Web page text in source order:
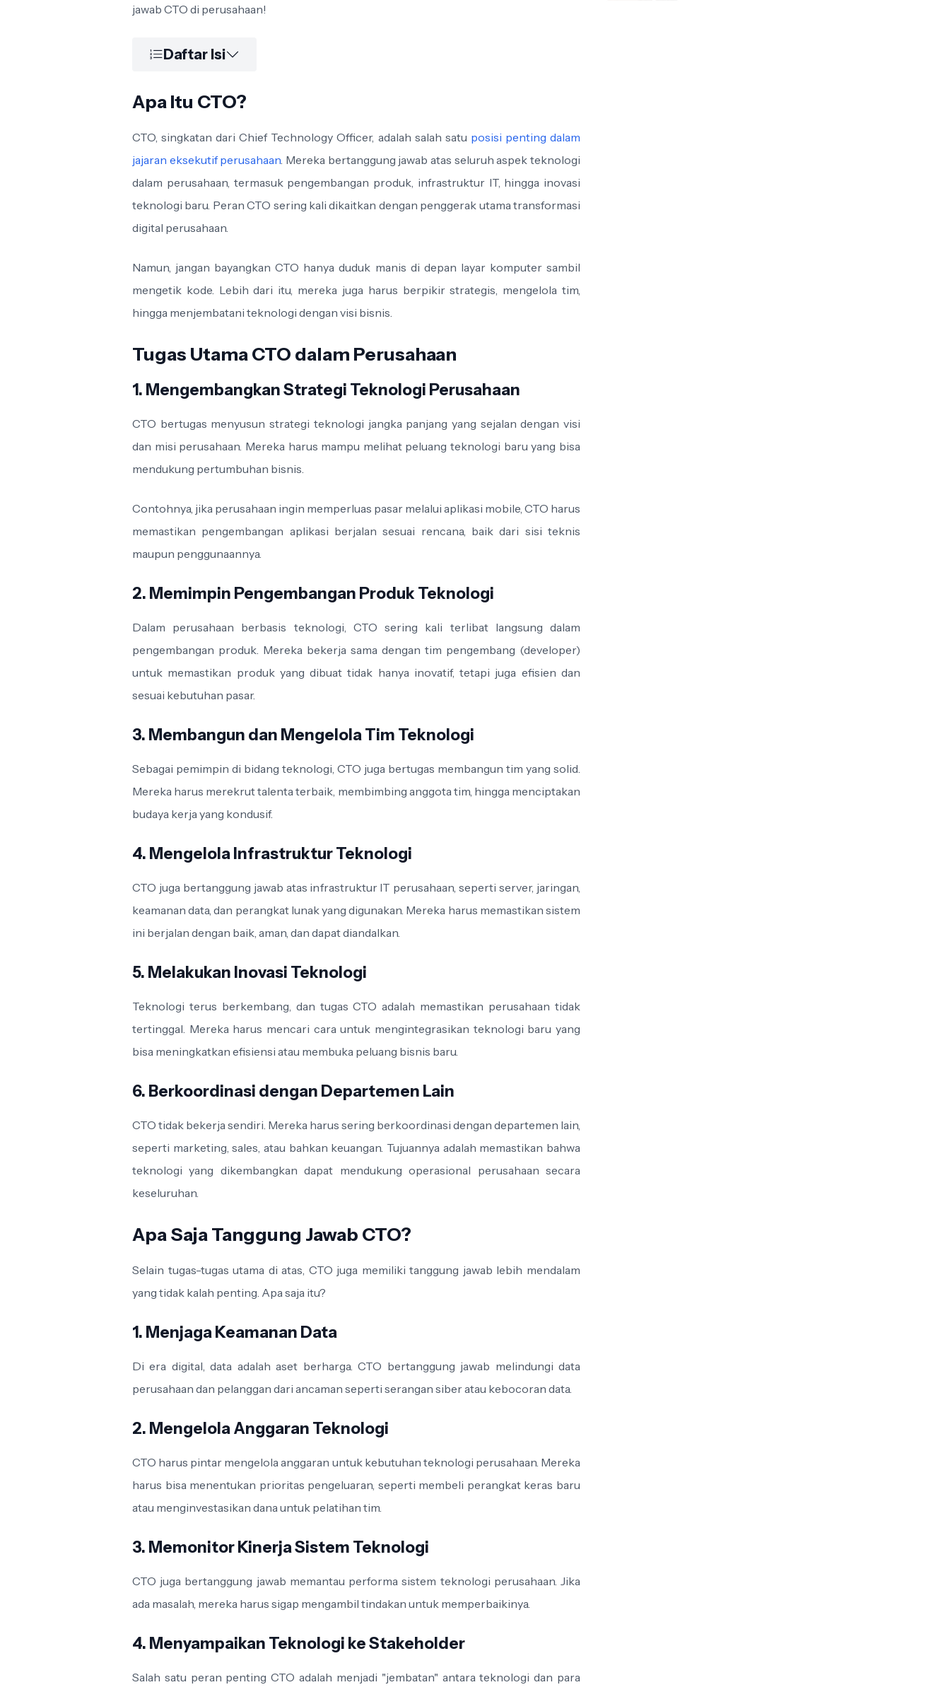
jawab CTO di perusahaan!
Daftar Isi
Apa Itu CTO?
CTO, singkatan dari Chief Technology Officer, adalah salah satu posisi penting dalam
jajaran eksekutif perusahaan. Mereka bertanggung jawab atas seluruh aspek teknologi
dalam perusahaan, termasuk pengembangan produk, infrastruktur IT, hingga inovasi
teknologi baru. Peran CTO sering kali dikaitkan dengan penggerak utama transformasi
digital perusahaan.
Namun, jangan bayangkan CTO hanya duduk manis di depan layar komputer sambil
mengetik kode. Lebih dari itu, mereka juga harus berpikir strategis, mengelola tim,
hingga menjembatani teknologi dengan visi bisnis.
Tugas Utama CTO dalam Perusahaan
1. Mengembangkan Strategi Teknologi Perusahaan
CTO bertugas menyusun strategi teknologi jangka panjang yang sejalan dengan visi
dan misi perusahaan. Mereka harus mampu melihat peluang teknologi baru yang bisa
mendukung pertumbuhan bisnis.
Contohnya, jika perusahaan ingin memperluas pasar melalui aplikasi mobile, CTO harus
memastikan pengembangan aplikasi berjalan sesuai rencana, baik dari sisi teknis
maupun penggunaannya.
2. Memimpin Pengembangan Produk Teknologi
Dalam perusahaan berbasis teknologi, CTO sering kali terlibat langsung dalam
pengembangan produk. Mereka bekerja sama dengan tim pengembang (developer)
untuk memastikan produk yang dibuat tidak hanya inovatif, tetapi juga efisien dan
sesuai kebutuhan pasar.
3. Membangun dan Mengelola Tim Teknologi
Sebagai pemimpin di bidang teknologi, CTO juga bertugas membangun tim yang solid.
Mereka harus merekrut talenta terbaik, membimbing anggota tim, hingga menciptakan
budaya kerja yang kondusif.
4. Mengelola Infrastruktur Teknologi
CTO juga bertanggung jawab atas infrastruktur IT perusahaan, seperti server, jaringan,
keamanan data, dan perangkat lunak yang digunakan. Mereka harus memastikan sistem
ini berjalan dengan baik, aman, dan dapat diandalkan.
5. Melakukan Inovasi Teknologi
Teknologi terus berkembang, dan tugas CTO adalah memastikan perusahaan tidak
tertinggal. Mereka harus mencari cara untuk mengintegrasikan teknologi baru yang
bisa meningkatkan efisiensi atau membuka peluang bisnis baru.
6. Berkoordinasi dengan Departemen Lain
CTO tidak bekerja sendiri. Mereka harus sering berkoordinasi dengan departemen lain,
seperti marketing, sales, atau bahkan keuangan. Tujuannya adalah memastikan bahwa
teknologi yang dikembangkan dapat mendukung operasional perusahaan secara
keseluruhan.
Apa Saja Tanggung Jawab CTO?
Selain tugas-tugas utama di atas, CTO juga memiliki tanggung jawab lebih mendalam
yang tidak kalah penting. Apa saja itu?
1. Menjaga Keamanan Data
Di era digital, data adalah aset berharga. CTO bertanggung jawab melindungi data
perusahaan dan pelanggan dari ancaman seperti serangan siber atau kebocoran data.
2. Mengelola Anggaran Teknologi
CTO harus pintar mengelola anggaran untuk kebutuhan teknologi perusahaan. Mereka
harus bisa menentukan prioritas pengeluaran, seperti membeli perangkat keras baru
atau menginvestasikan dana untuk pelatihan tim.
3. Memonitor Kinerja Sistem Teknologi
CTO juga bertanggung jawab memantau performa sistem teknologi perusahaan. Jika
ada masalah, mereka harus sigap mengambil tindakan untuk memperbaikinya.
4. Menyampaikan Teknologi ke Stakeholder
Salah satu peran penting CTO adalah menjadi "jembatan" antara teknologi dan para